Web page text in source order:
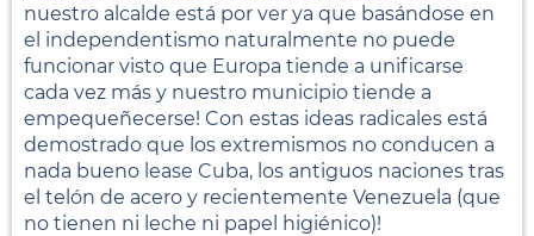
nuestro alcalde está por ver ya que basándose en
el independentismo naturalmente no puede
funcionar visto que Europa tiende a unificarse
cada vez más y nuestro municipio tiende a
empequeñecerse! Con estas ideas radicales está
demostrado que los extremismos no conducen a
nada bueno lease Cuba, los antiguos naciones tras
el telón de acero y recientemente Venezuela (que
no tienen ni leche ni papel higiénico)!